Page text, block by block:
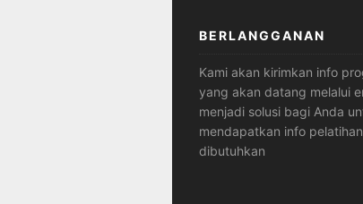
BERLANGGANAN
Kami akan kirimkan info
yang akan datang melalui
menjadi solusi bagi Anda
mendapatkan info
dibutuhkan